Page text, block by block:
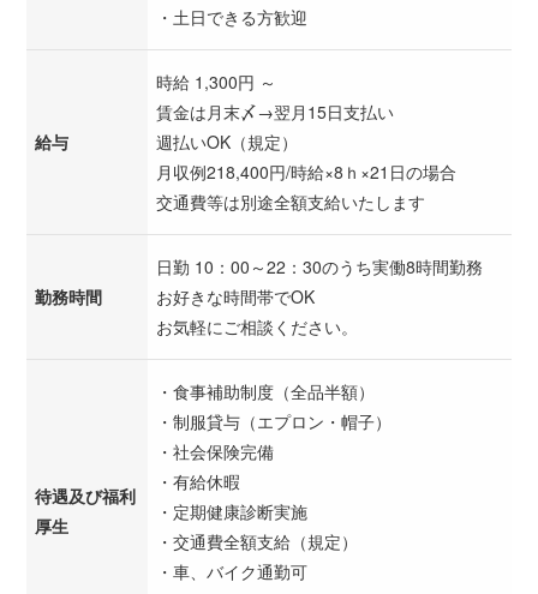
・土日できる方歓迎
給与
時給 1,300円 ～
賃金は月末〆→翌月15日支払い
週払いOK（規定）
月収例218,400円/時給×8ｈ×21日の場合
交通費等は別途全額支給いたします
勤務時間
日勤 10：00～22：30のうち実働8時間勤務
お好きな時間帯でOK
お気軽にご相談ください。
待遇及び福利
厚生
・食事補助制度（全品半額）
・制服貸与（エプロン・帽子）
・社会保険完備
・有給休暇
・定期健康診断実施
・交通費全額支給（規定）
・車、バイク通勤可